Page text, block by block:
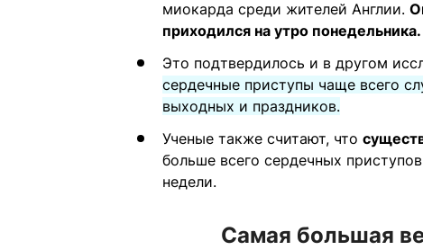
миокарда среди жителей Англии.
приходился на утро понедельника.
Это подтвердилось и в другом
сердечные приступы чаще всего
выходных и праздников.
Ученые также считают, что
больше всего сердечных
недели.
Самая большая